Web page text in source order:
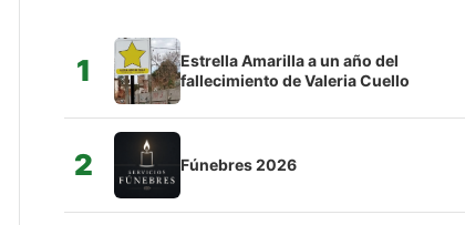
1
Estrella Amarilla a un año del
fallecimiento de Valeria Cuello
2 Fúnebres 2026